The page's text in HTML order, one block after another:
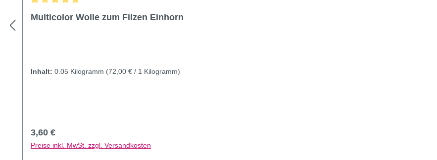
Durchschnittliche Bewertung von 4.92 von 5 Sternen
Multicolor Wolle zum Filzen Einhorn
Inhalt: 0.05 Kilogramm (72,00 € / 1 Kilogramm)
Regulärer Preis:
3,60 €
Preise inkl. MwSt. zzgl. Versandkosten